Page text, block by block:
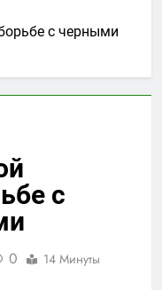
с черными
с
0 14 Минуты